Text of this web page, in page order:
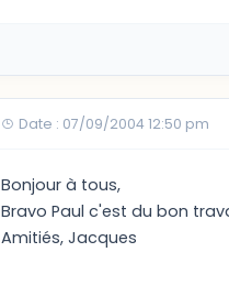
Date : 07/09/2004 12:50 pm
Bonjour à tous,
Bravo Paul c'est du bon
Amitiés, Jacques